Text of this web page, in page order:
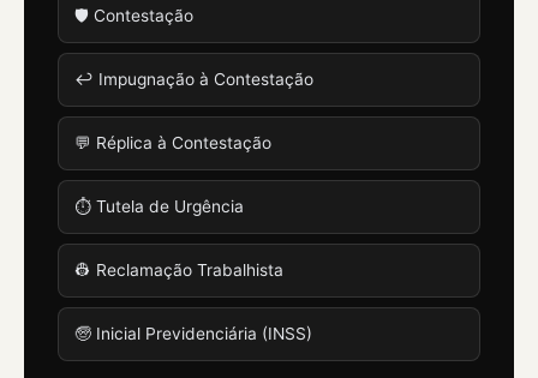
🛡️ Contestação
↩️ Impugnação à Contestação
💬 Réplica à Contestação
⏱️ Tutela de Urgência
👷 Reclamação Trabalhista
🧓 Inicial Previdenciária (INSS)